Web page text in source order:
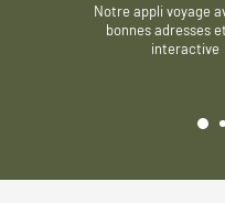
Notre appli voyage
bonnes adresses
interactive